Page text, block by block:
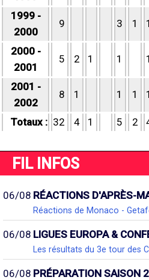
1999 -
2000
9 3 1 1
2000 -
2001
5 2 1 1 1
2001 -
2002
8 1 1 1 1
Totaux : 32 4 1 5 2
FIL INFOS
06/08 RÉACTIONS D'APRÈS-
Réactions de Monaco -
06/08 LIGUES EUROPA &
Les résultats du 3e tour des
06/08 PRÉPARATION SAISON